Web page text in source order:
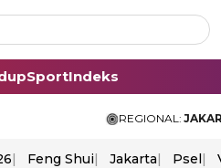
SportIndeks
REGIONAL:
Feng Shui Jakarta Psel